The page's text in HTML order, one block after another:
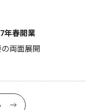
年春開業
両面展開